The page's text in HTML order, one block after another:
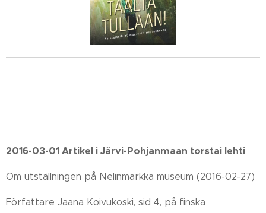
2016-03-01 Artikel i Järvi-Pohjanmaan torstai lehti
Om utställningen på Nelinmarkka museum (2016-02-27)
Författare Jaana Koivukoski, sid 4, på finska